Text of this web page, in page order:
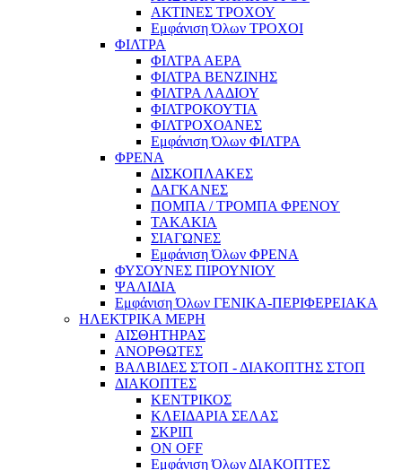
ΑΚΤΙΝΕΣ ΤΡΟΧΟΥ
Εμφάνιση Όλων ΤΡΟΧΟΙ
ΦΙΛΤΡΑ
ΦΙΛΤΡΑ ΑΕΡΑ
ΦΙΛΤΡΑ ΒΕΝΖΙΝΗΣ
ΦΙΛΤΡΑ ΛΑΔΙΟΥ
ΦΙΛΤΡΟΚΟΥΤΙΑ
ΦΙΛΤΡΟΧΟΑΝΕΣ
Εμφάνιση Όλων ΦΙΛΤΡΑ
ΦΡΕΝΑ
ΔΙΣΚΟΠΛΑΚΕΣ
ΔΑΓΚΑΝΕΣ
ΠΟΜΠΑ / ΤΡΟΜΠΑ ΦΡΕΝΟΥ
ΤΑΚΑΚΙΑ
ΣΙΑΓΩΝΕΣ
Εμφάνιση Όλων ΦΡΕΝΑ
ΦΥΣΟΥΝΕΣ ΠΙΡΟΥΝΙΟΥ
ΨΑΛΙΔΙΑ
Εμφάνιση Όλων ΓΕΝΙΚΑ-ΠΕΡΙΦΕΡΕΙΑΚΑ
ΗΛΕΚΤΡΙΚΑ ΜΕΡΗ
ΑΙΣΘΗΤΗΡΑΣ
ΑΝΟΡΘΩΤΕΣ
ΒΑΛΒΙΔΕΣ ΣΤΟΠ - ΔΙΑΚΟΠΤΗΣ ΣΤΟΠ
ΔΙΑΚΟΠΤΕΣ
ΚΕΝΤΡΙΚΟΣ
ΚΛΕΙΔΑΡΙΑ ΣΕΛΑΣ
ΣΚΡΙΠ
ON OFF
Εμφάνιση Όλων ΔΙΑΚΟΠΤΕΣ